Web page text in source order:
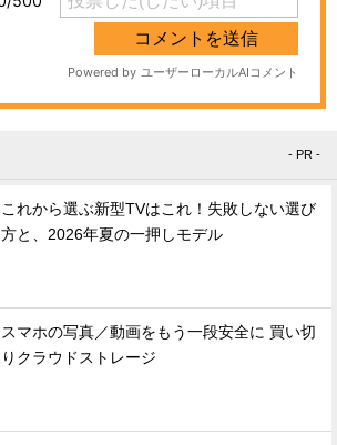
- PR -
これから選ぶ新型TVはこれ！失敗しない選び
方と、2026年夏の一押しモデル
スマホの写真／動画をもう一段安全に 買い切
りクラウドストレージ